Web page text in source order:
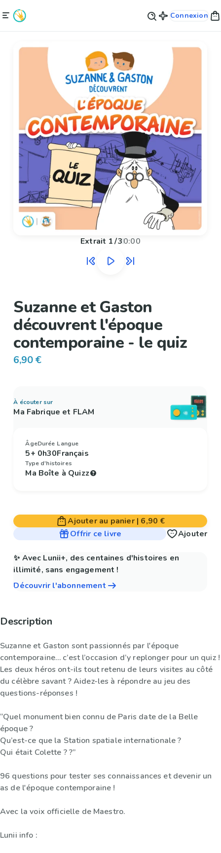
Connexion
Extrait 1/30:00
Suzanne et Gaston
découvrent l'époque
contemporaine - le quiz
6,90 €
À écouter sur
Ma Fabrique et FLAM
Âge
5+
Durée
0h30
Langue
Français
Type d'histoires
Ma Boîte à Quizz
Ajouter au panier| 6,90 €
Offrir ce livre
Ajouter
✨ Avec Lunii+, des centaines d'histoires en
illimité, sans engagement !
Découvrir l'abonnement
Description
Suzanne et Gaston sont passionnés par l'époque
contemporaine… c’est l’occasion d’y replonger pour un quiz !
Les deux héros ont-ils tout retenu de leurs visites au côté
du célèbre savant ? Aidez-les à répondre au jeu des
questions-réponses !
“Quel monument bien connu de Paris date de la Belle
époque ?
Qu’est-ce que la Station spatiale internationale ?
Qui était Colette ? ?”
96 questions pour tester ses connaissances et devenir un
as de l'époque contemporaine !
Avec la voix officielle de Maestro.
Lunii info :